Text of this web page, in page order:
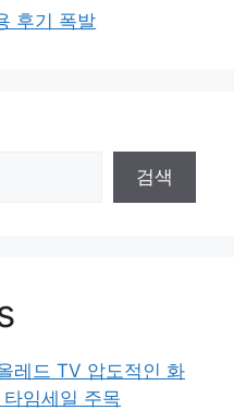
후기 폭발
검색
레드 TV 압도적인 화
임세일 주목